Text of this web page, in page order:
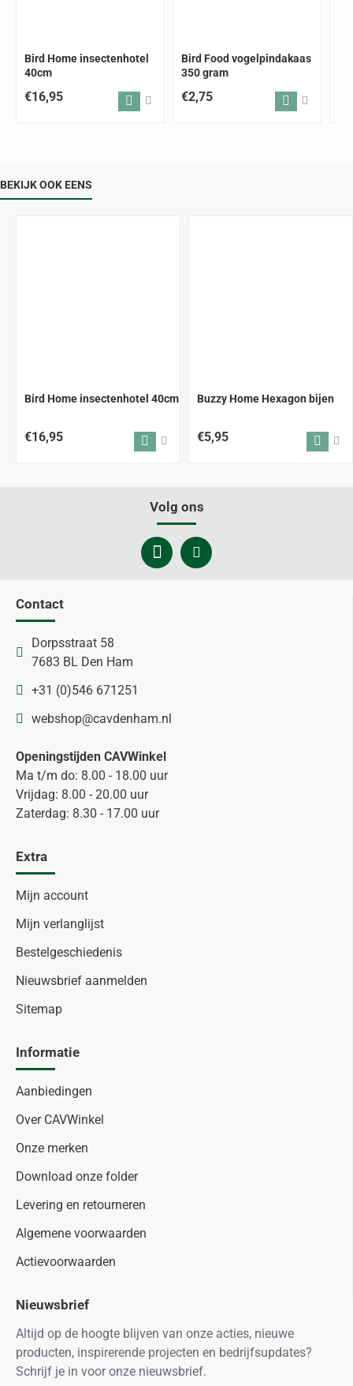
Bird Home insectenhotel
40cm
€16,95
Bird Food vogelpindakaas
350 gram
€2,75
BEKIJK OOK EENS
Bird Home insectenhotel 40cm
€16,95
Buzzy Home Hexagon bijen
€5,95
Volg ons
Contact
Dorpsstraat 58
7683 BL Den Ham
+31 (0)546 671251
webshop@cavdenham.nl
Openingstijden CAVWinkel
Ma t/m do: 8.00 - 18.00 uur
Vrijdag: 8.00 - 20.00 uur
Zaterdag: 8.30 - 17.00 uur
Extra
Mijn account
Mijn verlanglijst
Bestelgeschiedenis
Nieuwsbrief aanmelden
Sitemap
Informatie
Aanbiedingen
Over CAVWinkel
Onze merken
Download onze folder
Levering en retourneren
Algemene voorwaarden
Actievoorwaarden
Nieuwsbrief
Altijd op de hoogte blijven van onze acties, nieuwe
producten, inspirerende projecten en bedrijfsupdates?
Schrijf je in voor onze nieuwsbrief.